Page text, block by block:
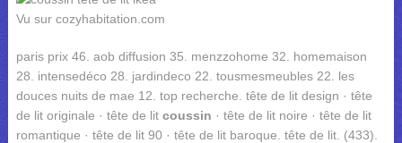
Vu sur cozyhabitation.com
paris prix 46. aob diffusion 35. menzzohome 32. homemaison
28. intensedéco 28. jardindeco 22. tousmesmeubles 22. les
douces nuits de mae 12. top recherche. tête de lit design · tête
de lit originale · tête de lit coussin · tête de lit noire · tête de lit
romantique · tête de lit 90 · tête de lit baroque. tête de lit. (433).